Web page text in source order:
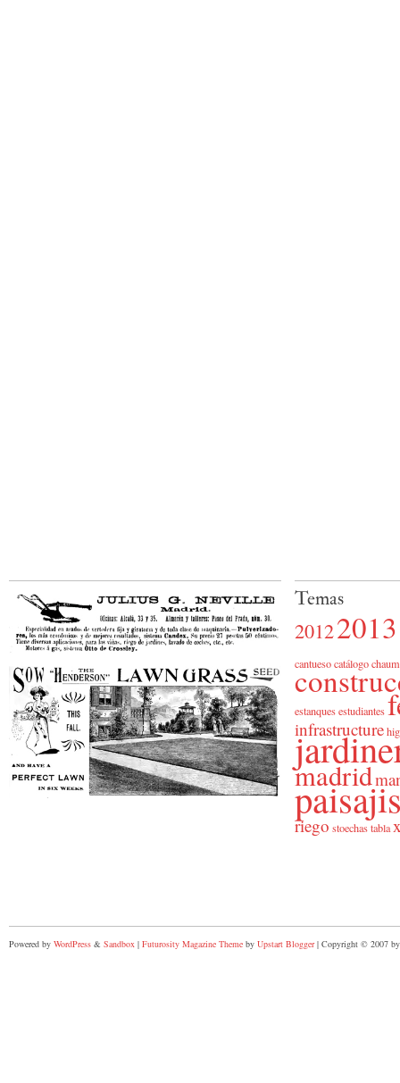
Temas
20122013
cantuesocatálogo
estanquesestudiantes
infrastructure
madrid
riego stoechastabla
Powered by WordPress & Sandbox | Futurosity Magazine Theme by Upstart Blogger| Copyright © 2007 by